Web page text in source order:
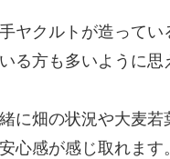
ヤクルトが造ってい
る方も多いように思
に畑の状況や大麦
心感が感じ取れま